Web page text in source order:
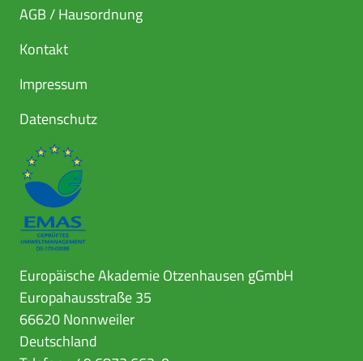
AGB / Hausordnung
Kontakt
Impressum
Datenschutz
Europäische Akademie Otzenhausen gGmbH
Europahausstraße 35
66620 Nonnweiler
Deutschland